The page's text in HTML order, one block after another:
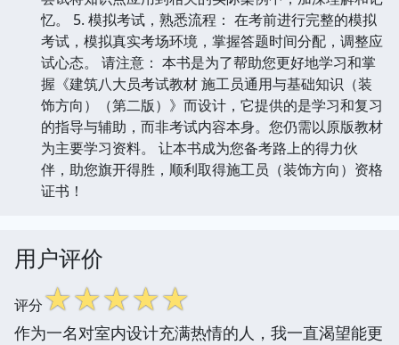
忆。 5. 模拟考试，熟悉流程： 在考前进行完整的模拟
考试，模拟真实考场环境，掌握答题时间分配，调整应
试心态。 请注意： 本书是为了帮助您更好地学习和掌
握《建筑八大员考试教材 施工员通用与基础知识（装
饰方向）（第二版）》而设计，它提供的是学习和复习
的指导与辅助，而非考试内容本身。您仍需以原版教材
为主要学习资料。 让本书成为您备考路上的得力伙
伴，助您旗开得胜，顺利取得施工员（装饰方向）资格
证书！
用户评价
评分☆☆☆☆☆
作为一名对室内设计充满热情的人，我一直渴望能更